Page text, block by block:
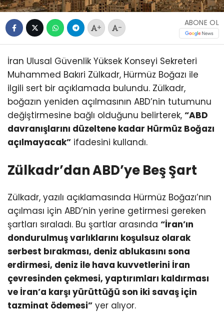
+ -
ABONE OL
İran Ulusal Güvenlik Yüksek Konseyi Sekreteri
Muhammed Bakıri Zülkadr, Hürmüz Boğazı ile
ilgili sert bir açıklamada bulundu. Zülkadr,
boğazın yeniden açılmasının ABD’nin tutumunu
değiştirmesine bağlı olduğunu belirterek, “ABD
davranışlarını düzeltene kadar Hürmüz Boğazı
açılmayacak” ifadesini kullandı.
Zülkadr’dan ABD’ye Beş Şart
Zülkadr, yazılı açıklamasında Hürmüz Boğazı’nın
açılması için ABD’nin yerine getirmesi gereken
şartları sıraladı. Bu şartlar arasında “İran’ın
dondurulmuş varlıklarını koşulsuz olarak
serbest bırakması, deniz ablukasını sona
erdirmesi, deniz ile hava kuvvetlerini İran
çevresinden çekmesi, yaptırımları kaldırması
ve İran’a karşı yürüttüğü son iki savaş için
tazminat ödemesi” yer alıyor.